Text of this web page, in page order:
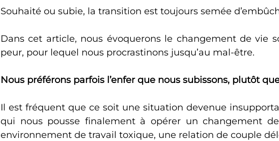
Souhaité ou subie, la transition est toujours semée
Dans cet article, nous évoquerons le changement de vie
peur, pour lequel nous procrastinons jusqu’au mal-être.
Nous préférons parfois l’enfer que nous subissons, plutôt
Il est fréquent que ce soit une situation devenue
qui nous pousse finalement à opérer un changement
environnement de travail toxique, une relation de couple